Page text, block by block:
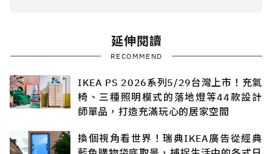
延伸閱讀
RECOMMEND
IKEA PS 2026系列5/29台灣上市！充氣
椅、三種照明模式的落地燈等44款設計
師單品，打造充滿玩心的居家空間
換個視角看世界！瑞典IKEA廣告從經典